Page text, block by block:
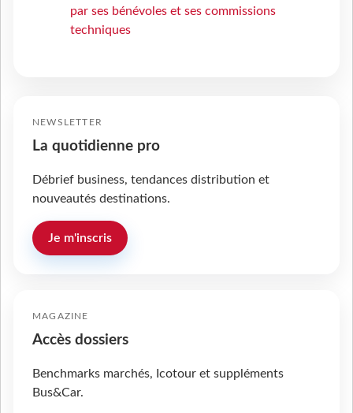
par ses bénévoles et ses commissions
techniques
NEWSLETTER
La quotidienne pro
Débrief business, tendances distribution et
nouveautés destinations.
Je m'inscris
MAGAZINE
Accès dossiers
Benchmarks marchés, Icotour et suppléments
Bus&Car.